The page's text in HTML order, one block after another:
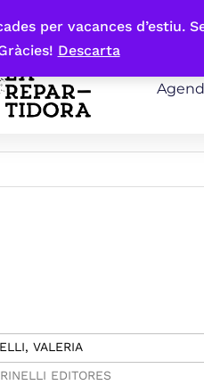
per vacances d’estiu.
Descarta
VALERIA
EDITORES